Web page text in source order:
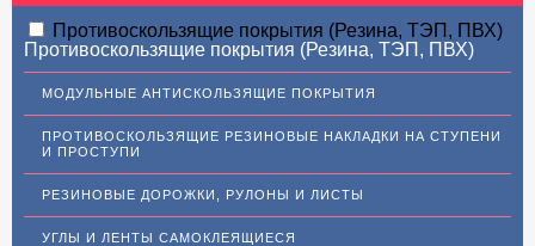
АЛЮМИНИЕВЫЙ ПРОКАТ
НЕРЖАВЕЮЩАЯ СТАЛЬ
Нержавеющие листы
Уголки из нержавеющей стали
Полоса из нержавейки
Противоскользящие покрытия (Резина, ТЭП, ПВХ)
Противоскользящие покрытия (Резина, ТЭП, ПВХ)
МОДУЛЬНЫЕ АНТИСКОЛЬЗЯЩИЕ ПОКРЫТИЯ
ПРОТИВОСКОЛЬЗЯЩИЕ РЕЗИНОВЫЕ НАКЛАДКИ НА СТУПЕНИ
И ПРОСТУПИ
РЕЗИНОВЫЕ ДОРОЖКИ, РУЛОНЫ И ЛИСТЫ
УГЛЫ И ЛЕНТЫ САМОКЛЕЯЩИЕСЯ